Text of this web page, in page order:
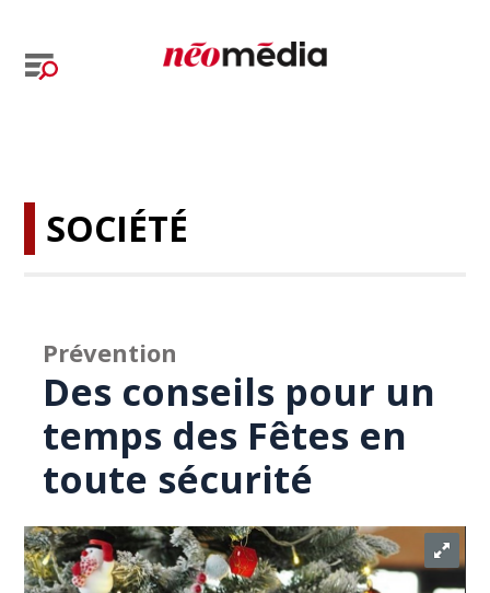
SOCIÉTÉ
Prévention
Des conseils pour un
temps des Fêtes en
toute sécurité